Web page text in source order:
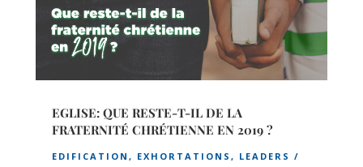
EGLISE: QUE RESTE-T-IL DE LA
FRATERNITÉ CHRÉTIENNE EN 2019 ?
EDIFICATION , EXHORTATIONS , LEADERS /